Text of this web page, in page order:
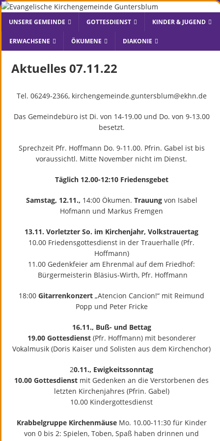
UNSERE GEMEINDE GOTTESDIENST KINDER & JUGEND
ERWACHSENE ÖKUMENE DIAKONIE
Aktuelles 07.11.22
Tel. 06249-2366, kirchengemeinde.guntersblum@ekhn.de
Das Gemeindebüro ist Di. von 14-19.00 und Do. von 9-13.00
besetzt.
Sprechzeit Pfr. Hoffmann Do. 9-11.00. Pfrin. Gabel ist bis
voraussichtl. Mitte November nicht im Dienst.
Täglich 12.00-12:10 Friedensgebet
Samstag, 12.11., 14:00 Ökumen. Trauungvon Isabel
Hofmann und Markus Fremgen
13.11. Vorletzter So. im Kirchenjahr, Volkstrauertag
10.00 Friedensgottesdienst in der Trauerhalle (Pfr.
Hoffmann)
11.00 Gedenkfeier am Ehrenmal auf dem Friedhof:
Bürgermeisterin Bläsius-Wirth, Pfr. Hoffmann
18:00 Gitarrenkonzert „Atencion Cancion!“ mit Reimund
Popp und Peter Fricke
16.11., Buß- und Bettag
19.00 Gottesdienst (Pfr. Hoffmann) mit besonderer
Vokalmusik (Doris Kaiser und Solisten aus dem Kirchenchor)
20.11., Ewigkeitssonntag
10.00 Gottesdienst mit Gedenken an die Verstorbenen des
letzten Kirchenjahres (Pfrin. Gabel)
10.00 Kindergottesdienst
Krabbelgruppe Kirchenmäuse Mo. 10.00-11:30 für Kinder
von 0 bis 2: Spielen, Toben, Spaß haben drinnen und